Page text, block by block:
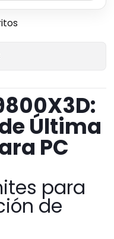
Última
PC
para
de